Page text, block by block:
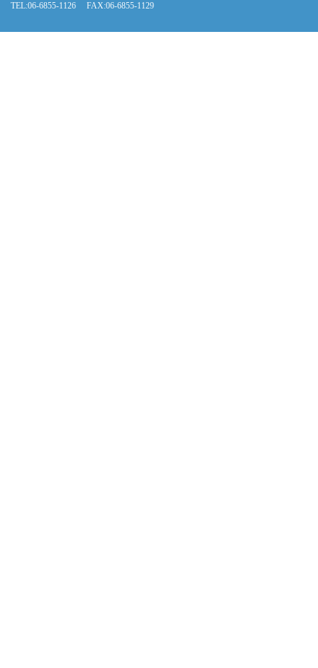
TEL:06-6855-1126 FAX:06-6855-1129